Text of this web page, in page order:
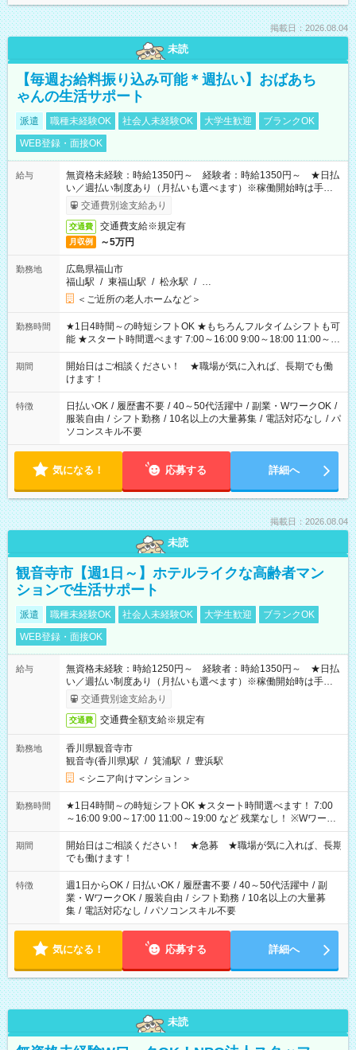
掲載日：2026.08.04
未読
【毎週お給料振り込み可能＊週払い】おばあち
ゃんの生活サポート
派遣 職種未経験OK 社会人未経験OK 大学生歓迎
ブランクOK
WEB登録・面接OK
給与
無資格未経験：時給1350円～ 経験者：時給1350円～ ★日払
い／週払い制度あり（月払いも選べます）※稼働開始時は手続き
完了次第のお支払いとなります。
交通費別途支給あり
交通費 交通費支給※規定有
月収例 ～5万円
勤務地
広島県福山市
福山駅 / 東福山駅 / 松永駅 / …
＜ご近所の老人ホームなど＞
勤務時間
★1日4時間～の時短シフトOK ★もちろんフルタイムシフトも可
能 ★スタート時間選べます 7:00～16:00 9:00～18:00 11:00～
20:00 など 残業なし！ ※Wワークの場合、他のお仕事と合わせ
週40時間超の就業はご案内できません ※法令に基づき、週20時
間以上勤務は社会保険への加入対象となります ※労働者派遣法
（日雇い派遣の原則禁止）により、短時間・短期間の就業はご
案内が難しい場合があります
期間
開始日はご相談ください！ ★職場が気に入れば、長期でも働
けます！
特徴 日払いOK / 履歴書不要 / 40～50代活躍中 / 副業・WワークOK /
服装自由 / シフト勤務 / 10名以上の大量募集 / 電話対応なし / パ
ソコンスキル不要
気になる！ 応募する 詳細へ
掲載日：2026.08.04
未読
観音寺市【週1日～】ホテルライクな高齢者マン
ションで生活サポート
派遣 職種未経験OK 社会人未経験OK 大学生歓迎
ブランクOK
WEB登録・面接OK
給与
無資格未経験：時給1250円～ 経験者：時給1350円～ ★日払
い／週払い制度あり（月払いも選べます）※稼働開始時は手続き
完了次第のお支払いとなります。
交通費別途支給あり
交通費 交通費全額支給※規定有
勤務地
香川県観音寺市
観音寺(香川県)駅 / 箕浦駅 / 豊浜駅
＜シニア向けマンション＞
勤務時間
★1日4時間～の時短シフトOK ★スタート時間選べます！ 7:00
～16:00 9:00～17:00 11:00～19:00 など 残業なし！ ※Wワーク
の場合、他のお仕事と合わせ週40時間超の就業はご案内できま
せん ※法令に基づき、週20時間以上勤務は社会保険への加入対
象となります ※労働者派遣法（日雇い派遣の原則禁止）によ
り、短時間・短期間の就業はご案内が難しい場合があります
期間
開始日はご相談ください！ ★急募 ★職場が気に入れば、長期
でも働けます！
特徴 週1日からOK / 日払いOK / 履歴書不要 / 40～50代活躍中 / 副
業・WワークOK / 服装自由 / シフト勤務 / 10名以上の大量募
集 / 電話対応なし / パソコンスキル不要
気になる！ 応募する 詳細へ
未読